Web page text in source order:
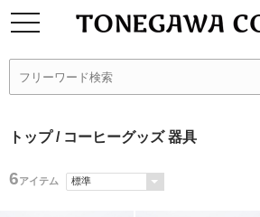
トップ/ コーヒーグッズ 器具
6アイテム